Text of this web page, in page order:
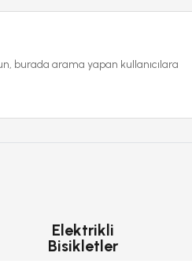
burada arama yapan kullanıcılara
Elektrikli
Bisikletler